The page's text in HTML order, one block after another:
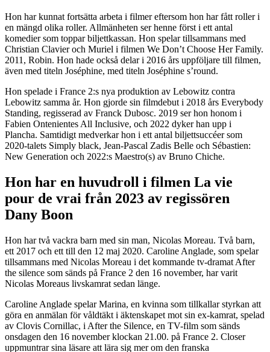
Hon har kunnat fortsätta arbeta i filmer eftersom hon har fått roller i
en mängd olika roller. Allmänheten ser henne först i ett antal
komedier som toppar biljettkassan. Hon spelar tillsammans med
Christian Clavier och Muriel i filmen We Don’t Choose Her Family.
2011, Robin. Hon hade också delar i 2016 års uppföljare till filmen,
även med titeln Joséphine, med titeln Joséphine s’round.
Hon spelade i France 2:s nya produktion av Lebowitz contra
Lebowitz samma år. Hon gjorde sin filmdebut i 2018 års Everybody
Standing, regisserad av Franck Dubosc. 2019 ser hon honom i
Fabien Ontenientes All Inclusive, och 2022 dyker han upp i
Plancha. Samtidigt medverkar hon i ett antal biljettsuccéer som
2020-talets Simply black, Jean-Pascal Zadis Belle och Sébastien:
New Generation och 2022:s Maestro(s) av Bruno Chiche.
Hon har en huvudroll i filmen La vie
pour de vrai från 2023 av regissören
Dany Boon
Hon har två vackra barn med sin man, Nicolas Moreau. Två barn,
ett 2017 och ett till den 12 maj 2020. Caroline Anglade, som spelar
tillsammans med Nicolas Moreau i det kommande tv-dramat After
the silence som sänds på France 2 den 16 november, har varit
Nicolas Moreaus livskamrat sedan länge.
Caroline Anglade spelar Marina, en kvinna som tillkallar styrkan att
göra en anmälan för våldtäkt i äktenskapet mot sin ex-kamrat, spelad
av Clovis Cornillac, i After the Silence, en TV-film som sänds
onsdagen den 16 november klockan 21.00. på France 2. Closer
uppmuntrar sina läsare att lära sig mer om den franska